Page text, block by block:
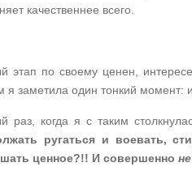
качественнее всего.
этап по своему ценен,
я заметила один тонкий момент:
раз, когда я с таким
ругаться и воевать,
ценное?!! И совершенно